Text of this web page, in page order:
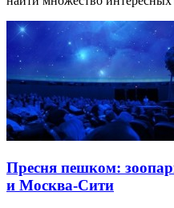
Пресня пешком:
и Москва-Сити